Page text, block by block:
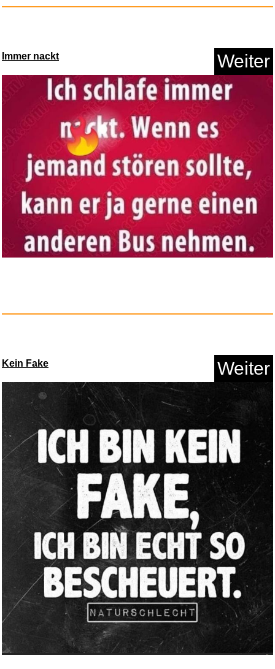
Pizza und Pasta Sticker Set - ...
Anzeige
Anzeige
A Court of Mist and Fury: The ...
Anzeige
Immer nackt Weiter
Kein Fake Weiter